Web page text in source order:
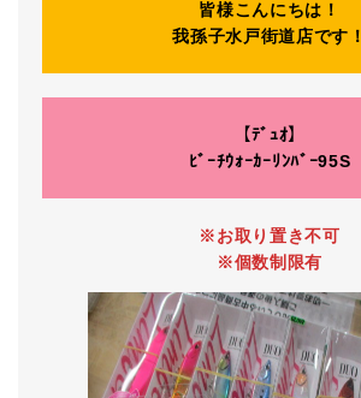
皆様こんにちは！
我孫子水戸街道店です！
【ﾃﾞｭｵ】
ﾋﾞｰﾁｳｫｰｶｰﾘﾝﾊﾞｰ95S
※お取り置き不可
※個数制限有